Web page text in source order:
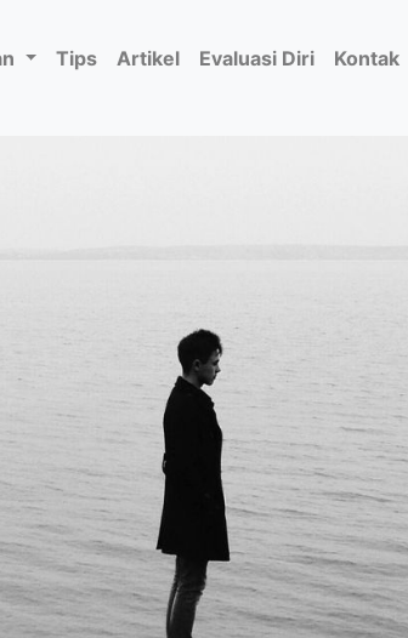
Tips Artikel Evaluasi Diri Kontak